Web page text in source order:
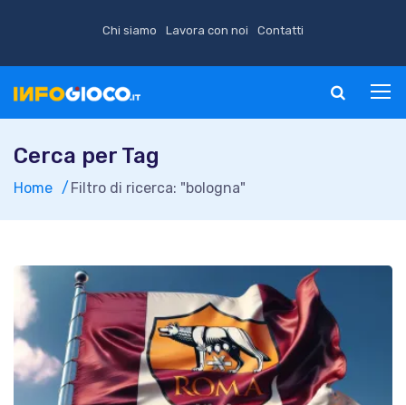
Chi siamo Lavora con noi Contatti
Cerca per Tag
Home Filtro di ricerca: "bologna"